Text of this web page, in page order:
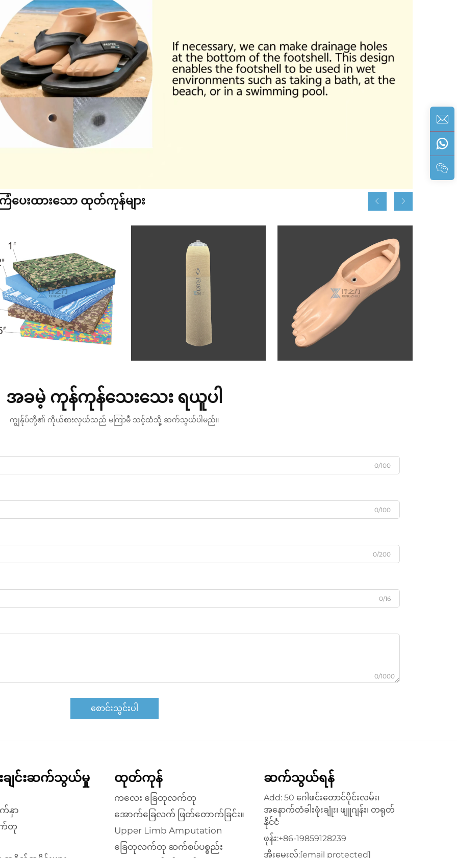
ပေးထားသော ထုတ်ကုန်များ
အခမဲ့ ကုန်ကုန်သေးသေး ရယူပါ
ကျွန်ုပ်တို့၏ ကိုယ်စားလှယ်သည် မကြာမီ သင့်ထံသို့ ဆက်သွယ်ပါမည်။
0/100
0/100
0/200
0/16
0/1000
စောင်းသွင်းပါ
းချင်းဆက်သွယ်မှု
က်နှာ
က်တု
ထုတ်ကုန်
ကလေး ခြေတုလက်တု
အောက်ခြေလက် ဖြတ်တောက်ခြင်း။
Upper Limb Amputation
ခြေတုလက်တု ဆက်စပ်ပစ္စည်း
ဆက်သွယ်ရန်
Add: 50 ဂေါဖင်းတောင်ပိုင်းလမ်း၊
အနောက်တံခါးဖုံးချုံး၊ ဖျူဂျန်း၊ တရုတ်
နိုင်ငံ
ဖုန်း:+86-19859128239
အီးမေးလ်:[email protected]